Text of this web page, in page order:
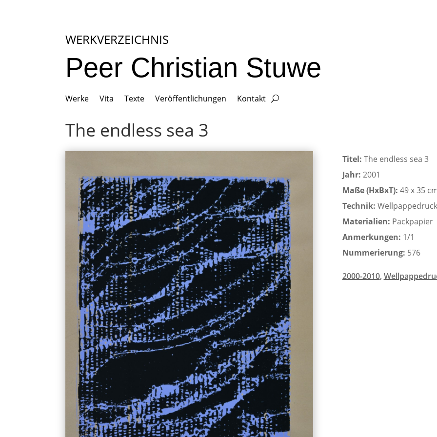
WERKVERZEICHNIS
Peer Christian Stuwe
Werke Vita Texte Veröffentlichungen Kontakt
The endless sea 3
Titel: The endless sea 3
Jahr: 2001
Maße (HxBxT): 49 x 35
Technik:
Materialien: Packpapier
Anmerkungen: 1/1
Nummerierung: 576
2000-2010,